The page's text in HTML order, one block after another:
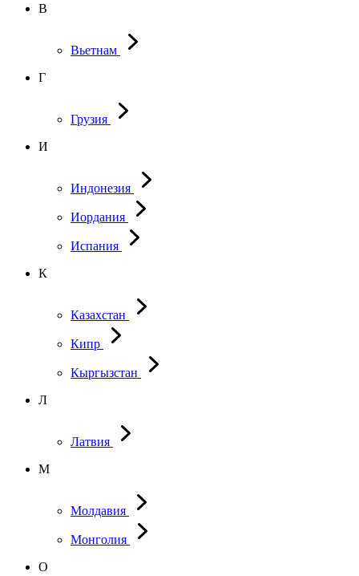
В
Вьетнам
Г
Грузия
И
Индонезия
Иордания
Испания
К
Казахстан
Кипр
Кыргызстан
Л
Латвия
М
Молдавия
Монголия
О